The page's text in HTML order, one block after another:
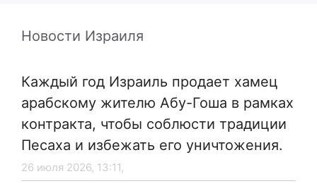
Новости Израиля
Каждый год Израиль продает хамец
арабскому жителю Абу-Гоша в рамках
контракта, чтобы соблюсти традиции
Песаха и избежать его уничтожения.
26 июля 2026, 13:11,